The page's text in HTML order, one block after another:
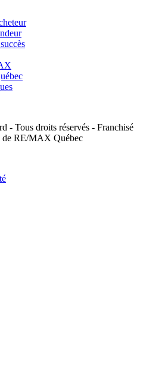
Tous droits réservés - Franchisé
de RE/MAX Québec